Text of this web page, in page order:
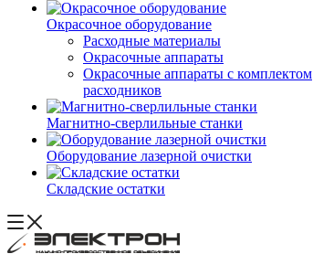
Окрасочное оборудование
Расходные материалы
Окрасочные аппараты
Окрасочные аппараты с комплектом
расходников
Магнитно-сверлильные станки
Оборудование лазерной очистки
Складские остатки